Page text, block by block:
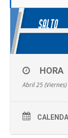
HORA
Abril 25